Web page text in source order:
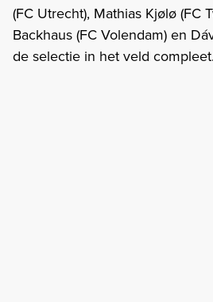
(FC Utrecht), Mathias Kjølø (FC
Backhaus (FC Volendam) en
de selectie in het veld compleet.